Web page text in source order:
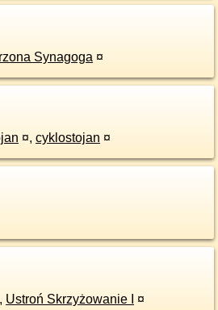
Synagoga ¤
¤, cyklostojan ¤
, Ustroń Skrzyżowanie I ¤